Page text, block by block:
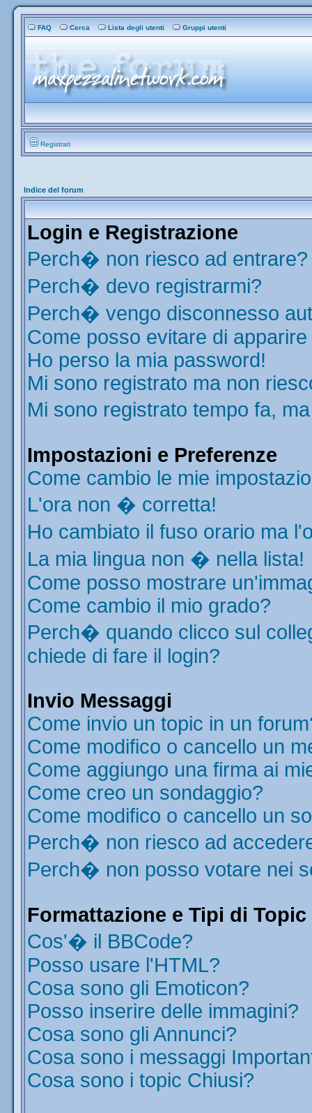
FAQ Cerca Lista degli utenti Gruppi utenti
Registrati
Indice del forum
Login e Registrazione
Perch� non riesco ad entrare?
Perch� devo registrarmi?
Perch� vengo disconnesso
Come posso evitare di
Ho perso la mia password!
Mi sono registrato ma non
Mi sono registrato tempo fa,
Impostazioni e Preferenze
Come cambio le mie
L'ora non � corretta!
Ho cambiato il fuso orario ma
La mia lingua non � nella lista!
Come posso mostrare
Come cambio il mio grado?
Perch� quando clicco sul
chiede di fare il login?
Invio Messaggi
Come invio un topic in un
Come modifico o cancello un
Come aggiungo una firma ai
Come creo un sondaggio?
Come modifico o cancello un
Perch� non riesco ad
Perch� non posso votare nei
Formattazione e Tipi di Topic
Cos'� il BBCode?
Posso usare l'HTML?
Cosa sono gli Emoticon?
Posso inserire delle immagini?
Cosa sono gli Annunci?
Cosa sono i messaggi
Cosa sono i topic Chiusi?